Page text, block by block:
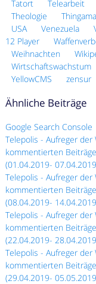
Tatort Telearbeit
Theologie
USA
Venezuela
12 Player
Weihnachten
Wirtschaftswachstum
YellowCMS
zensur
Ähnliche Beiträge
Google Search Console
Telepolis - Aufreger
kommentierten
(01.04.2019-
Telepolis - Aufreger
kommentierten
(08.04.2019-
Telepolis - Aufreger
kommentierten
(22.04.2019-
Telepolis - Aufreger
kommentierten
(29.04.2019-